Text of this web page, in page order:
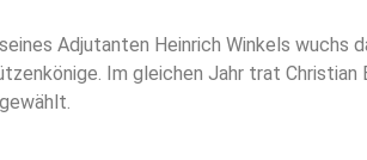
Adjutanten Heinrich Winkels wuchs
Im gleichen Jahr trat Christian